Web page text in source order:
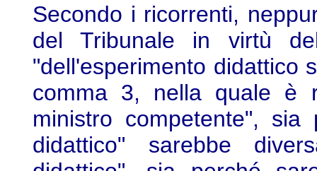
Secondo i ricorrenti,
del Tribunale in virtù
"dell'esperimento didattico
comma 3, nella quale è
ministro competente",
didattico" sarebbe